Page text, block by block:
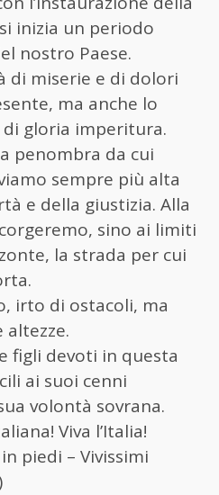
inizia un periodo
nostro Paese.
di miserie e di dolori
ma anche lo
gloria imperitura.
penombra da cui
sempre più alta
e della giustizia. Alla
sino ai limiti
la strada per cui
irto di ostacoli, ma
altezze.
figli devoti in questa
ai suoi cenni
volontà sovrana.
Viva l’Italia!
piedi – Vivissimi